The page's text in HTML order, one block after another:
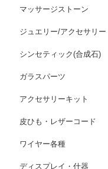
マッサージストーン
ジュエリー/アクセサリー
シンセティック(合成石)
ガラスパーツ
アクセサリーキット
皮ひも・レザーコード
ワイヤー各種
ディスプレイ・什器